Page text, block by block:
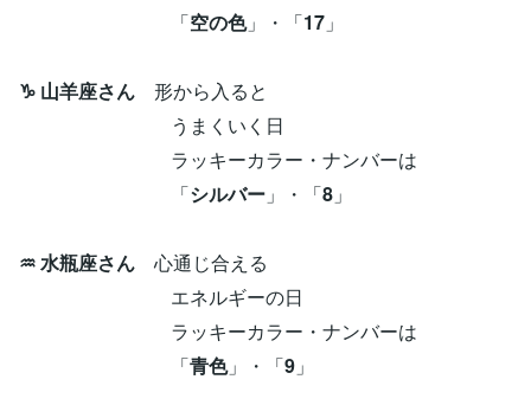
「空の色」・「17 」
♑ 山羊座さん 形から入ると
うまくいく日
ラッキーカラー・ナンバーは
「シルバー 」・「8 」
♒ 水瓶座さん 心通じ合える
エネルギーの日
ラッキーカラー・ナンバーは
「青色」・「9 」